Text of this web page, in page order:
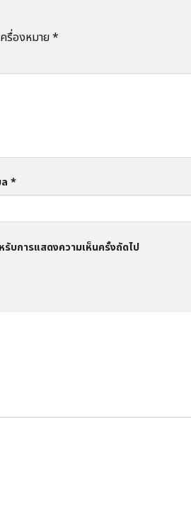
รื่องหมาย*
*
บการแสดงความเห็นครั้งถัดไป